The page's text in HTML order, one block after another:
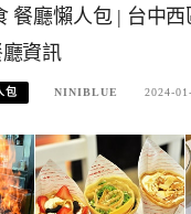
餐廳懶人包 | 台中
資訊
包 NINIBLUE 2024-